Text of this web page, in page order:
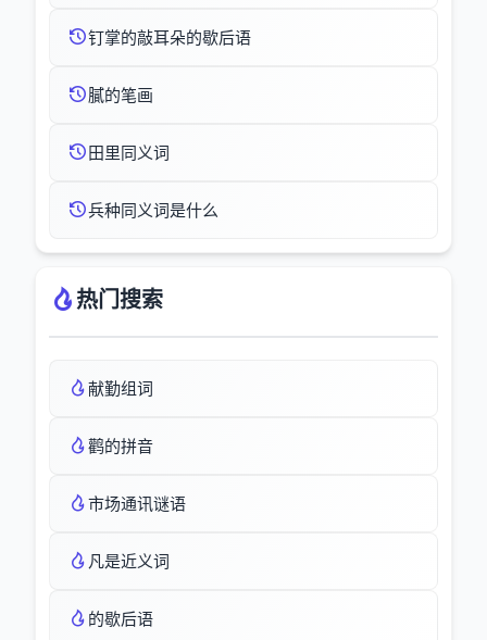
钉掌的敲耳朵的歇后语
膩的笔画
田里同义词
兵种同义词是什么
热门搜索
献勤组词
鹳的拼音
市场通讯谜语
凡是近义词
的歇后语